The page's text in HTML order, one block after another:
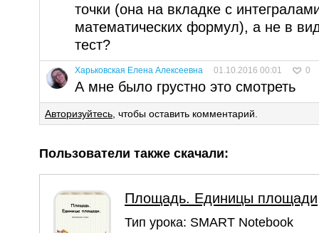
точки (она на вкладке с
математических формул), а не в
тест?
Харьковская Елена Алексеевна 01.10.2016 00:01 0
А мне было грустно это смотреть
Авторизуйтесь , чтобы оставить комментарий.
Пользователи также скачали:
Площадь. Единицы площади
Тип урока: SMART Notebook